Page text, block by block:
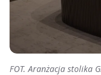
FOT. Aranżacja stolika